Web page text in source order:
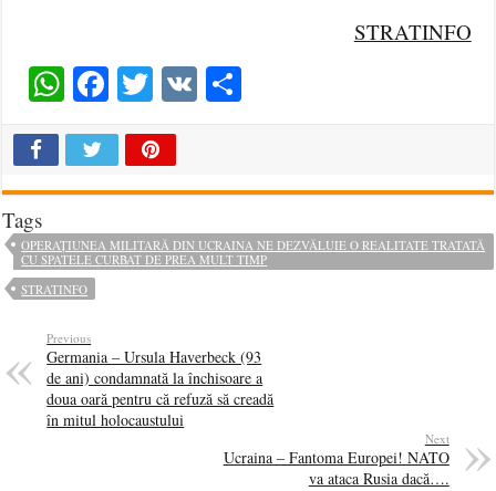
STRATINFO
WhatsApp
Facebook
Twitter
VK
Tags
OPERAȚIUNEA MILITARĂ DIN UCRAINA NE DEZVĂLUIE O REALITATE TRATATĂ
CU SPATELE CURBAT DE PREA MULT TIMP
STRATINFO
Previous
Germania – Ursula Haverbeck (93
de ani) condamnată la închisoare a
doua oară pentru că refuză să creadă
în mitul holocaustului
Next
Ucraina – Fantoma Europei! NATO
va ataca Rusia dacă….